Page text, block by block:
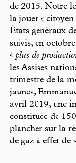
de 2015. Notre
la jouer « citoyen
États généraux
suivis, en
« plus de
les Assises
trimestre de la
jaunes,
avril 2019, une
constituée de
plancher sur la
de gaz à effet de